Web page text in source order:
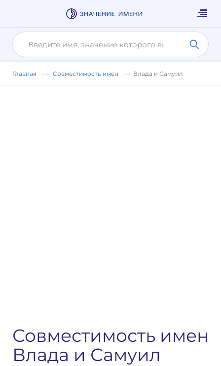
Главная Совместимость имен Влада и Самуил
Совместимость имен
Влада и Самуил